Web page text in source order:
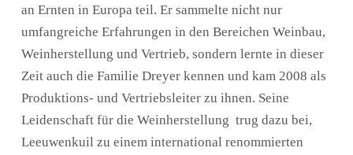
an Ernten in Europa teil. Er sammelte nicht nur
umfangreiche Erfahrungen in den Bereichen Weinbau,
Weinherstellung und Vertrieb, sondern lernte in dieser
Zeit auch die Familie Dreyer kennen und kam 2008 als
Produktions- und Vertriebsleiter zu ihnen. Seine
Leidenschaft für die Weinherstellung trug dazu bei,
Leeuwenkuil zu einem international renommierten